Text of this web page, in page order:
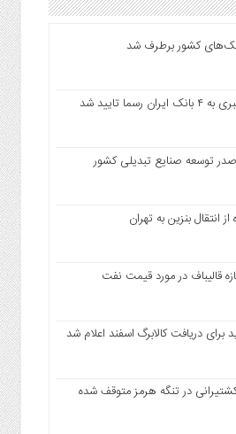
کشور برطرف شد
رسما تایید شد
توسعه صنایع تبدیلی کشور
انتقال بنزین به تهران
قالیباف در مورد قیمت نفت
برای دریافت کالابرگ اسفند اعلام شد
در تنگه هرمز متوقف شده